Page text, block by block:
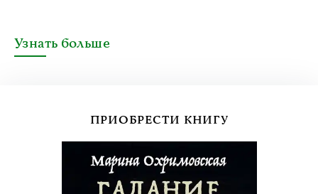
Узнать больше
ПРИОБРЕСТИ КНИГУ